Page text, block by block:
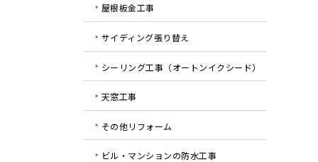
屋根板金工事
サイディング張り替え
シーリング工事（オートンイクシード）
天窓工事
その他リフォーム
ビル・マンションの防水工事